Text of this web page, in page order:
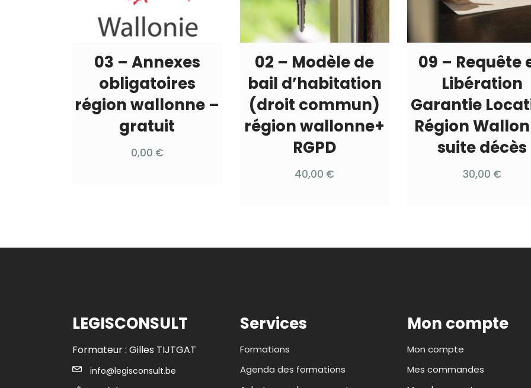
03 – Annexes
obligatoires
région wallonne –
gratuit
0,00 €
02 – Modèle de
bail d’habitation
(droit commun)
région wallonne+
RGPD
40,00 €
09 – Requête
Libération
Garantie
Région
suite décès
30,00 €
LEGISCONSULT
Formateur : Gilles TIJTGAT
info@legisconsult.be
Services
Formations
Agenda des formations
Mon compte
Mon compte
Mes commandes